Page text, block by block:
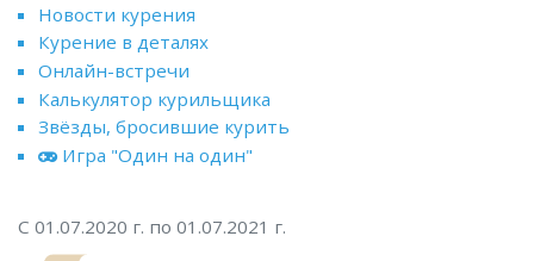
Новости курения
Курение в деталях
Онлайн-встречи
Калькулятор курильщика
Звёзды, бросившие курить
Игра "Один на один"
С 01.07.2020 г. по 01.07.2021 г.